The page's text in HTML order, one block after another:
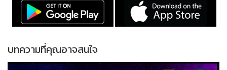
บทความที่คุณอาจสนใจ